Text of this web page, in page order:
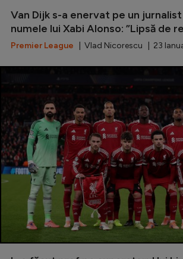
Special
Diverse
Champions League
Europa League
Conference League
CM 2026
Premier League
Van Dijk s-a enervat pe un
numele lui Xabi Alonso: ”Lipsă de
Premier League | Vlad Nicorescu | 23